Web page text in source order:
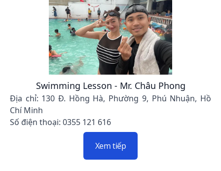
Swimming Lesson - Mr. Châu Phong
Địa chỉ: 130 Đ. Hồng Hà, Phường 9, Phú Nhuận, Hồ
Chí Minh
Số điện thoại: 0355 121 616
Xem tiếp